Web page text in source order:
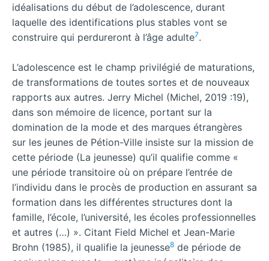
idéalisations du début de l’adolescence, durant
laquelle des identifications plus stables vont se
construire qui perdureront à l’âge adulte7.
L’adolescence est le champ privilégié de maturations,
de transformations de toutes sortes et de nouveaux
rapports aux autres. Jerry Michel (Michel, 2019 :19),
dans son mémoire de licence, portant sur la
domination de la mode et des marques étrangères
sur les jeunes de Pétion-Ville insiste sur la mission de
cette période (La jeunesse) qu’il qualifie comme «
une période transitoire où on prépare l’entrée de
l’individu dans le procès de production en assurant sa
formation dans les différentes structures dont la
famille, l’école, l’université, les écoles professionnelles
et autres (…) ». Citant Field Michel et Jean-Marie
Brohn (1985), il qualifie la jeunesse8 de période de